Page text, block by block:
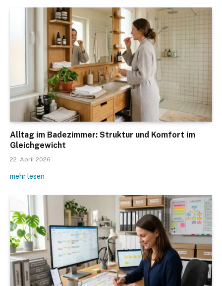
Alltag im Badezimmer: Struktur und Komfort im
Gleichgewicht
22. April 2026
mehr lesen